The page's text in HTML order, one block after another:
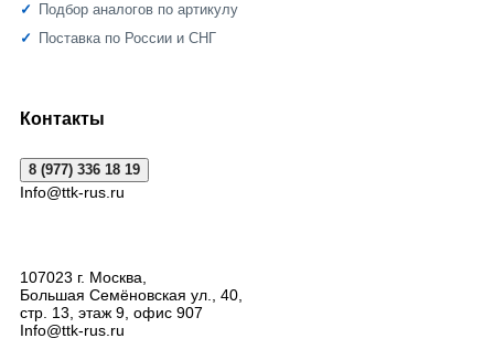
Подбор аналогов по артикулу
Поставка по России и СНГ
Контакты
8 (977) 336 18 19
Info@ttk-rus.ru
107023 г. Москва,
Большая Семёновская ул., 40,
стр. 13, этаж 9, офис 907
Info@ttk-rus.ru